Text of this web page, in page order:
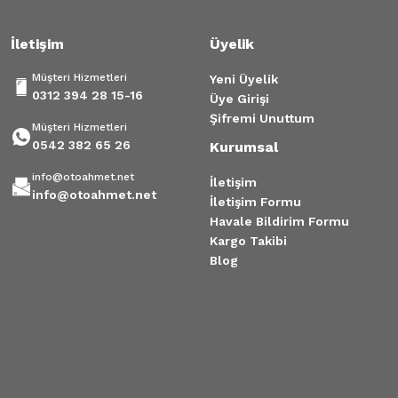
İletişim
Müşteri Hizmetleri
0312 394 28 15-16
Müşteri Hizmetleri
0542 382 65 26
info@otoahmet.net
info@otoahmet.net
Üyelik
Yeni Üyelik
Üye Girişi
Şifremi Unuttum
Kurumsal
İletişim
İletişim Formu
Havale Bildirim Formu
Kargo Takibi
Blog